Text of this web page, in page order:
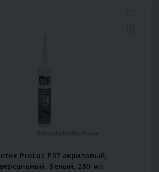
ProLoc P37 акриловый,
белый, 280 мл